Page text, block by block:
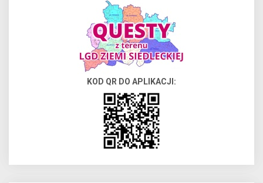
KOD QR DO APLIKACJI: